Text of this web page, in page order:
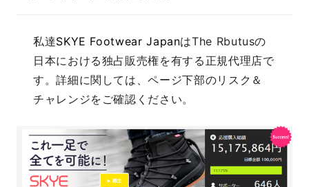
私達SKYE Footwear JapanはThe Rbutusの
日本における独占販売権を有する正規代理店で
す。詳細に関しては、ページ下部のリスク＆
チャレンジをご確認ください。